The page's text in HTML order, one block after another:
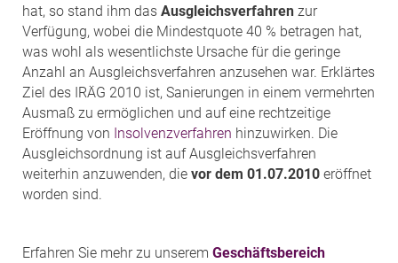
hat, so stand ihm das Ausgleichsverfahren zur
Verfügung, wobei die Mindestquote 40 % betragen hat,
was wohl als wesentlichste Ursache für die geringe
Anzahl an Ausgleichsverfahren anzusehen war. Erklärtes
Ziel des IRÄG 2010 ist, Sanierungen in einem vermehrten
Ausmaß zu ermöglichen und auf eine rechtzeitige
Eröffnung von Insolvenzverfahren hinzuwirken. Die
Ausgleichsordnung ist auf Ausgleichsverfahren
weiterhin anzuwenden, die vor dem 01.07.2010 eröffnet
worden sind.
Erfahren Sie mehr zu unserem Geschäftsbereich